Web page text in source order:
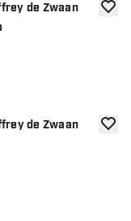
de Zwaan
de Zwaan